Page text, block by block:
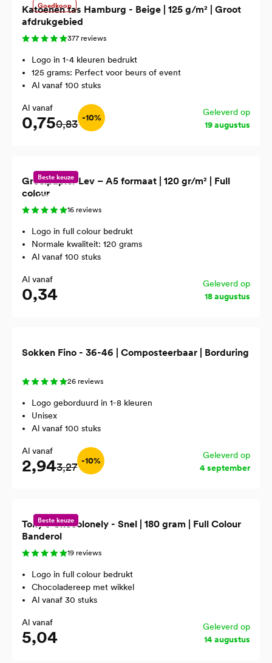
Goedkoop
Katoenen tas Hamburg - Beige | 125 g/m² | Groot
afdrukgebied
377 reviews
Logo in 1-4 kleuren bedrukt
125 grams: Perfect voor beurs of event
Al vanaf 100 stuks
Al vanaf
0,750,83 -10%
Geleverd op
19 augustus
Beste keuze
Gerecycled
Groeipapier Lev – A5 formaat | 120 gr/m² | Full
colour
16 reviews
Logo in full colour bedrukt
Normale kwaliteit: 120 grams
Al vanaf 100 stuks
Al vanaf
0,34
Geleverd op
18 augustus
Sokken Fino - 36-46 | Composteerbaar | Borduring
26 reviews
Logo geborduurd in 1-8 kleuren
Unisex
Al vanaf 100 stuks
Al vanaf
2,943,27 -10%
Geleverd op
4 september
Beste keuze
Tony's Chocolonely - Snel | 180 gram | Full Colour
Banderol
19 reviews
Logo in full colour bedrukt
Chocoladereep met wikkel
Al vanaf 30 stuks
Al vanaf
5,04
Geleverd op
14 augustus